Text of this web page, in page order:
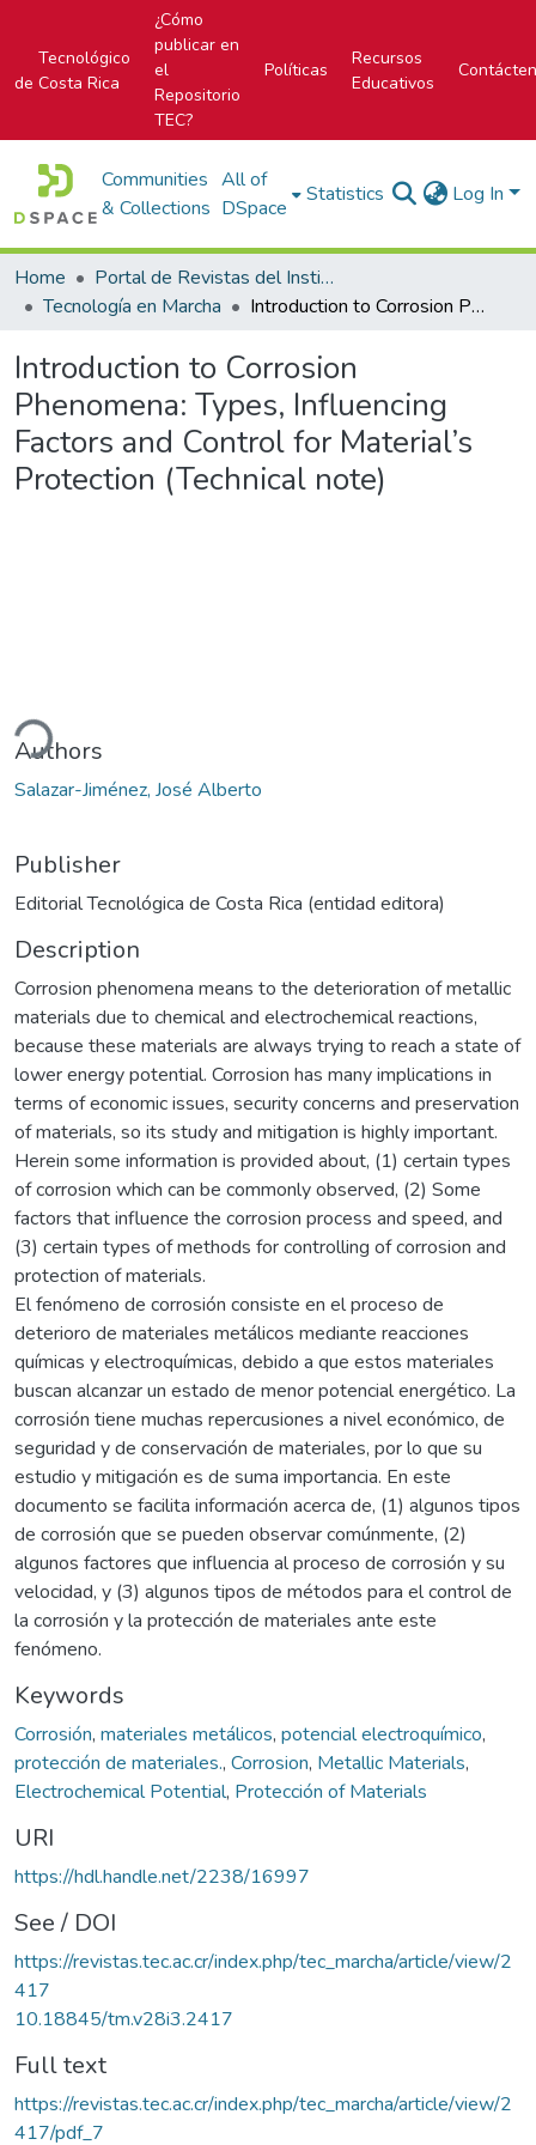
Tecnológico
de Costa Rica
¿Cómo
publicar en
el
Repositorio
TEC?
Políticas
Recursos
Educativos
Communities
& Collections
All of
DSpace
Statistics Log In
Home
Portal de Revistas del Instituto Tecnológico de Costa Rica
Tecnología en Marcha
Introduction to Corrosion Phenomena: Types, Influencing Factors and Control for Material’s Protection (Technical note)
Introduction to Corrosion
Phenomena: Types, Influencing
Factors and Control for Material’s
Protection (Technical note)
Authors
Salazar-Jiménez, José Alberto
Publisher
Editorial Tecnológica de Costa Rica (entidad editora)
Description
Corrosion phenomena means to the deterioration of metallic
materials due to chemical and electrochemical reactions,
because these materials are always trying to reach a state of
lower energy potential. Corrosion has many implications in
terms of economic issues, security concerns and preservation
of materials, so its study and mitigation is highly important.
Herein some information is provided about, (1) certain types
of corrosion which can be commonly observed, (2) Some
factors that influence the corrosion process and speed, and
(3) certain types of methods for controlling of corrosion and
protection of materials.
El fenómeno de corrosión consiste en el proceso de
deterioro de materiales metálicos mediante reacciones
químicas y electroquímicas, debido a que estos materiales
buscan alcanzar un estado de menor potencial energético. La
corrosión tiene muchas repercusiones a nivel económico, de
seguridad y de conservación de materiales, por lo que su
estudio y mitigación es de suma importancia. En este
documento se facilita información acerca de, (1) algunos tipos
de corrosión que se pueden observar comúnmente, (2)
algunos factores que influencia al proceso de corrosión y su
velocidad, y (3) algunos tipos de métodos para el control de
la corrosión y la protección de materiales ante este
fenómeno.
Keywords
Corrosión, materiales metálicos, potencial electroquímico,
protección de materiales., Corrosion, Metallic Materials,
Electrochemical Potential, Protección of Materials
URI
https://hdl.handle.net/2238/16997
See / DOI
https://revistas.tec.ac.cr/index.php/tec_marcha/article/view/2
417
10.18845/tm.v28i3.2417
Full text
https://revistas.tec.ac.cr/index.php/tec_marcha/article/view/2
417/pdf_7